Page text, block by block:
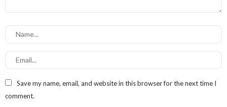
Save my name, email, and website in this browser for the next time I
comment.